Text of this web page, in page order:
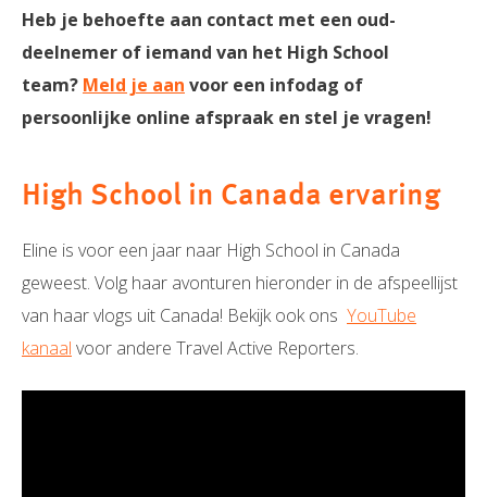
Heb je behoefte aan contact met een oud-
deelnemer of iemand van het High School
team? Meld je aan voor een infodag of
persoonlijke online afspraak en stel je vragen!
High School in Canada ervaring
Eline is voor een jaar naar High School in Canada
geweest. Volg haar avonturen hieronder in de afspeellijst
van haar vlogs uit Canada! Bekijk ook ons YouTube
kanaal voor andere Travel Active Reporters.